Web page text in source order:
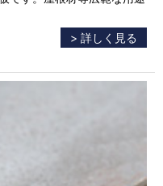
> 詳しく見る